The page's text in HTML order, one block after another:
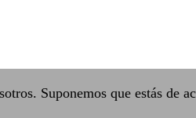
Suponemos que estás de